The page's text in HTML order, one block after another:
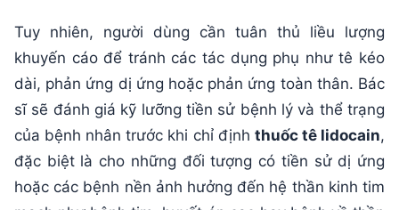
Tuy nhiên, người dùng cần tuân thủ liều lượng
khuyến cáo để tránh các tác dụng phụ như tê kéo
dài, phản ứng dị ứng hoặc phản ứng toàn thân. Bác
sĩ sẽ đánh giá kỹ lưỡng tiền sử bệnh lý và thể trạng
của bệnh nhân trước khi chỉ định thuốc tê lidocain,
đặc biệt là cho những đối tượng có tiền sử dị ứng
hoặc các bệnh nền ảnh hưởng đến hệ thần kinh tim